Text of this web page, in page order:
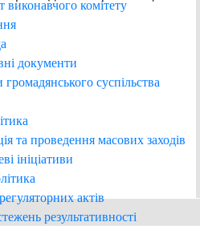
виконавчого комітету
документи
громадянського суспільства
та проведення масових заходів
ініціативи
актів
результативності